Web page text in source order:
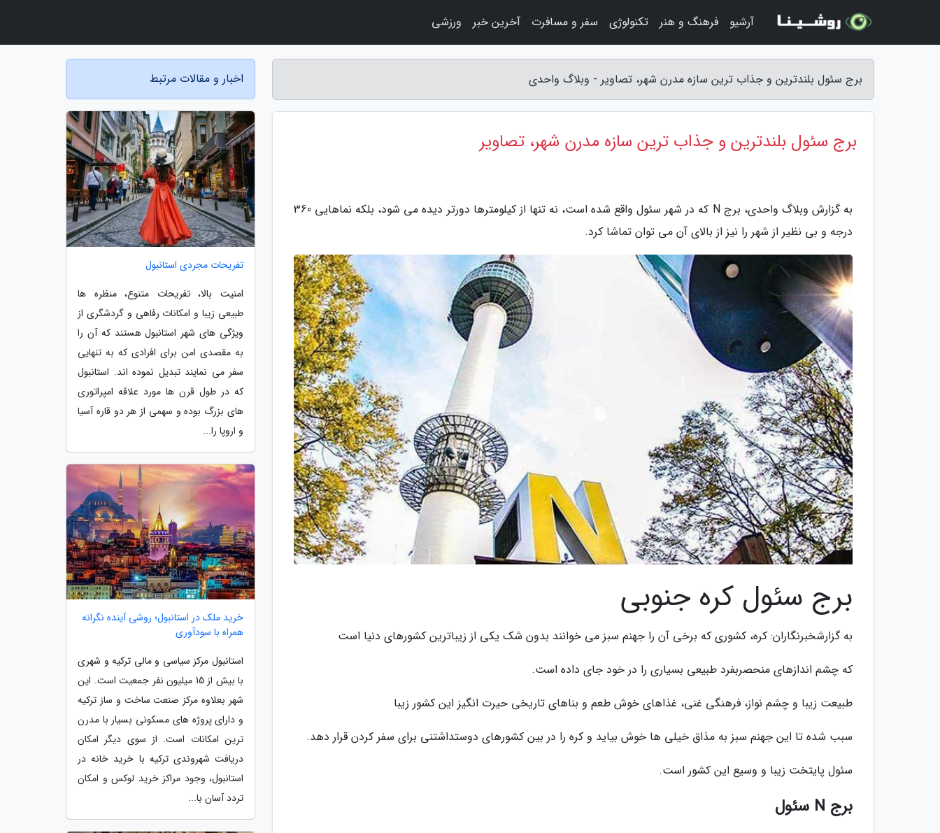
برج سئول بلندترین و جذاب ترین سازه مدرن شهر، تصاویر - وبلاگ واحدی
برج سئول بلندترین و جذاب ترین سازه مدرن شهر، تصاویر
به گزارش وبلاگ واحدی، برج N که در شهر سئول واقع شده است، نه تنها از کیلومترها دورتر دیده می شود، بلکه نماهایی 360
درجه و بی نظیر از شهر را نیز از بالای آن می توان تماشا کرد.
برج سئول کره جنوبی
به گزارشخبرنگاران: کره، کشوری که برخی آن را جهنم سبز می خوانند بدون شک یکی از زیباترین کشورهای دنیا است
که چشم اندازهای منحصربفرد طبیعی بسیاری را در خود جای داده است.
طبیعت زیبا و چشم نواز، فرهنگی غنی، غذاهای خوش طعم و بناهای تاریخی حیرت انگیز این کشور زیبا
سبب شده تا این جهنم سبز به مذاق خیلی ها خوش بیاید و کره را در بین کشورهای دوستداشتنی برای سفر کردن قرار دهد.
سئول پایتخت زیبا و وسیع این کشور است.
برج N سئول
اخبار و مقالات مرتبط
تفریحات مجردی استانبول
امنیت بالا، تفریحات متنوع، منظره ها
طبیعی زیبا و امکانات رفاهی و گردشگری از
ویژگی های شهر استانبول هستند که آن را
به مقصدی امن برای افرادی که به تنهایی
سفر می نمایند تبدیل نموده اند. استانبول
که در طول قرن ها مورد علاقه امپراتوری
های بزرگ بوده و سهمی از هر دو قاره آسیا
و اروپا را...
خرید ملک در استانبول؛ روشی آینده نگرانه
همراه با سودآوری
استانبول مرکز سیاسی و مالی ترکیه و شهری
با بیش از 15 میلیون نفر جمعیت است. این
شهر بعلاوه مرکز صنعت ساخت و ساز ترکیه
و دارای پروژه های مسکونی بسیار با مدرن
ترین امکانات است. از سوی دیگر امکان
دریافت شهروندی ترکیه با خرید خانه در
استانبول، وجود مراکز خرید لوکس و امکان
تردد آسان با...
آرشیو فرهنگ و هنر تکنولوژی سفر و مسافرت آخرین خبر ورزشی